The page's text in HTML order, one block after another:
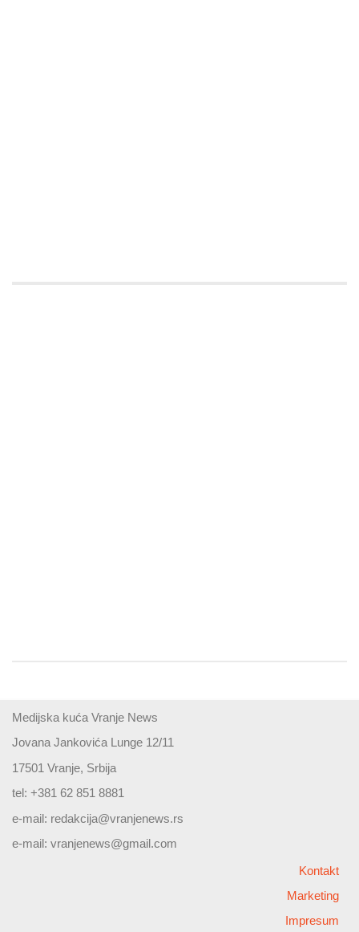
Medijska kuća Vranje News
Jovana Jankovića Lunge 12/11
17501 Vranje, Srbija
tel: +381 62 851 8881
e-mail: redakcija@vranjenews.rs
e-mail: vranjenews@gmail.com
Kontakt
Marketing
Impresum